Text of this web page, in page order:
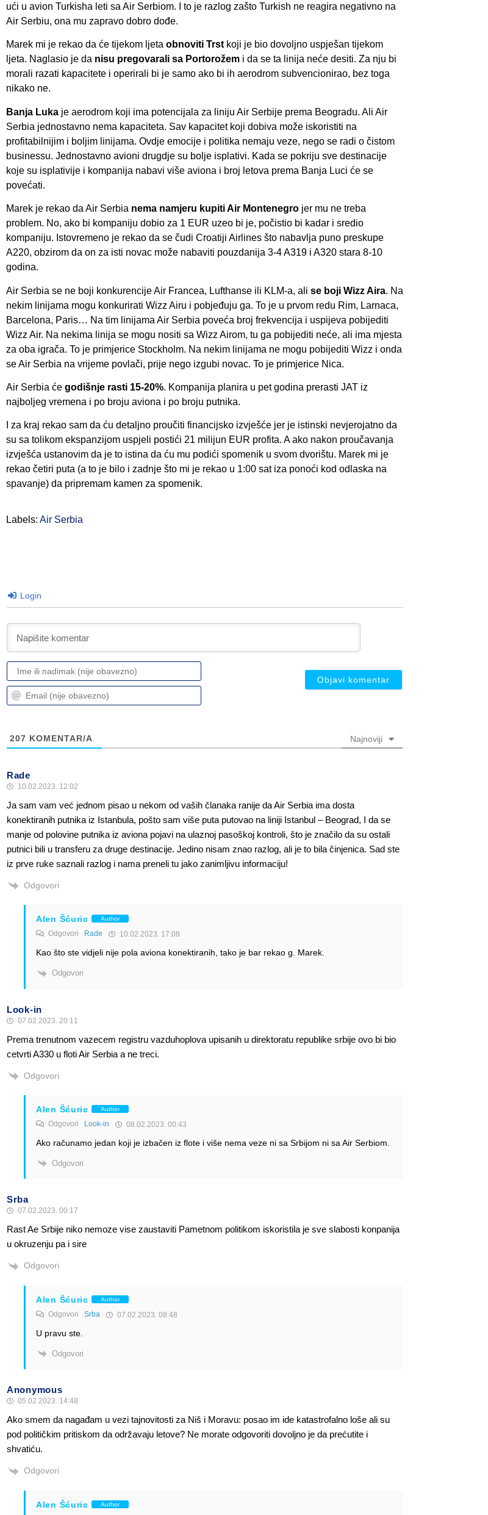
ući u avion Turkisha leti sa Air Serbiom. I to je razlog zašto Turkish ne reagira negativno na
Air Serbiu, ona mu zapravo dobro dođe.
Marek mi je rekao da će tijekom ljeta obnoviti Trst koji je bio dovoljno uspješan tijekom
ljeta. Naglasio je da nisu pregovarali sa Portorožem i da se ta linija neće desiti. Za nju bi
morali razati kapacitete i operirali bi je samo ako bi ih aerodrom subvencionirao, bez toga
nikako ne.
Banja Luka je aerodrom koji ima potencijala za liniju Air Serbije prema Beogradu. Ali Air
Serbia jednostavno nema kapaciteta. Sav kapacitet koji dobiva može iskoristiti na
profitabilnijim i boljim linijama. Ovdje emocije i politika nemaju veze, nego se radi o čistom
businessu. Jednostavno avioni drugdje su bolje isplativi. Kada se pokriju sve destinacije
koje su isplativije i kompanija nabavi više aviona i broj letova prema Banja Luci će se
povećati.
Marek je rekao da Air Serbia nema namjeru kupiti Air Montenegro jer mu ne treba
problem. No, ako bi kompaniju dobio za 1 EUR uzeo bi je, počistio bi kadar i sredio
kompaniju. Istovremeno je rekao da se čudi Croatiji Airlines što nabavlja puno preskupe
A220, obzirom da on za isti novac može nabaviti pouzdanija 3-4 A319 i A320 stara 8-10
godina.
Air Serbia se ne boji konkurencije Air Francea, Lufthanse ili KLM-a, ali se boji Wizz Aira. Na
nekim linijama mogu konkurirati Wizz Airu i pobjeđuju ga. To je u prvom redu Rim, Larnaca,
Barcelona, Paris… Na tim linijama Air Serbia poveća broj frekvencija i uspijeva pobijediti
Wizz Air. Na nekima linija se mogu nositi sa Wizz Airom, tu ga pobijediti neće, ali ima mjesta
za oba igrača. To je primjerice Stockholm. Na nekim linijama ne mogu pobijediti Wizz i onda
se Air Serbia na vrijeme povlači, prije nego izgubi novac. To je primjerice Nica.
Air Serbia će godišnje rasti 15-20%. Kompanija planira u pet godina prerasti JAT iz
najboljeg vremena i po broju aviona i po broju putnika.
I za kraj rekao sam da ću detaljno proučiti financijsko izvješće jer je istinski nevjerojatno da
su sa tolikom ekspanzijom uspjeli postići 21 milijun EUR profita. A ako nakon proučavanja
izvješća ustanovim da je to istina da ću mu podići spomenik u svom dvorištu. Marek mi je
rekao četiri puta (a to je bilo i zadnje što mi je rekao u 1:00 sat iza ponoći kod odlaska na
spavanje) da pripremam kamen za spomenik.
Labels: Air Serbia
Login
Ime
ili
nadimak
Email
(nije
207 KOMENTAR/A Najnoviji
Rade
10.02.2023. 12:02
Ja sam vam već jednom pisao u nekom od vaših članaka ranije da Air Serbia ima dosta
konektiranih putnika iz Istanbula, pošto sam više puta putovao na liniji Istanbul – Beograd, I da se
manje od polovine putnika iz aviona pojavi na ulaznoj pasoškoj kontroli, što je značilo da su ostali
putnici bili u transferu za druge destinacije. Jedino nisam znao razlog, ali je to bila činjenica. Sad ste
iz prve ruke saznali razlog i nama preneli tu jako zanimljivu informaciju!
Odgovori
Alen Šćuric Author
Odgovori Rade 10.02.2023. 17:08
Kao što ste vidjeli nije pola aviona konektiranih, tako je bar rekao g. Marek.
Odgovori
Look-in
07.02.2023. 20:11
Prema trenutnom vazecem registru vazduhoplova upisanih u direktoratu republike srbije ovo bi bio
cetvrti A330 u floti Air Serbia a ne treci.
Odgovori
Alen Šćuric Author
Odgovori Look-in 08.02.2023. 00:43
Ako računamo jedan koji je izbačen iz flote i više nema veze ni sa Srbijom ni sa Air Serbiom.
Odgovori
Srba
07.02.2023. 00:17
Rast Ae Srbije niko nemoze vise zaustaviti Pametnom politikom iskoristila je sve slabosti konpanija
u okruzenju pa i sire
Odgovori
Alen Šćuric Author
Odgovori Srba 07.02.2023. 08:48
U pravu ste.
Odgovori
Anonymous
05.02.2023. 14:48
Ako smem da nagađam u vezi tajnovitosti za Niš i Moravu: posao im ide katastrofalno loše ali su
pod političkim pritiskom da održavaju letove? Ne morate odgovoriti dovoljno je da prećutite i
shvatiću.
Odgovori
Alen Šćuric Author